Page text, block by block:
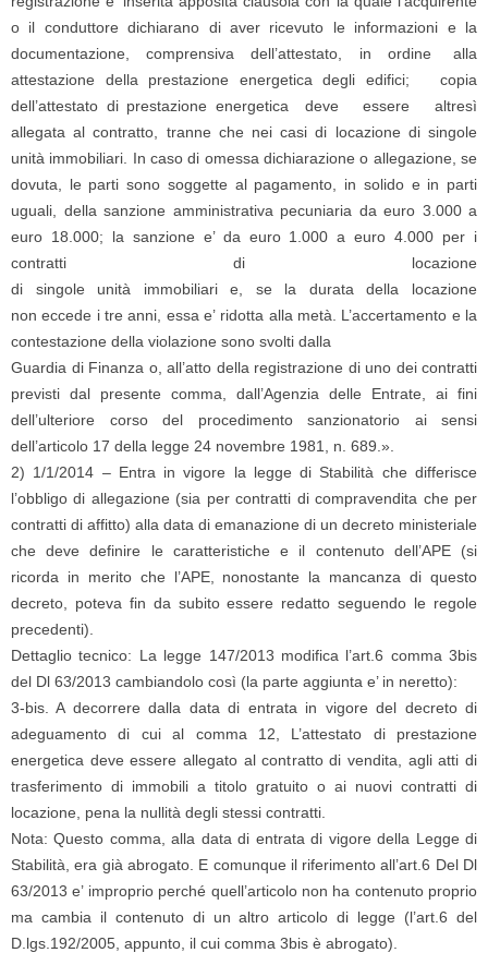
o il conduttore dichiarano di aver ricevuto le informazioni e la
documentazione,
comprensiva dell’attestato, in ordine alla
attestazione della prestazione energetica degli edifici; copia
dell’attestato di prestazione energetica deve essere altresì
allegata al contratto, tranne che nei casi di locazione di singole
unità immobiliari. In caso di omessa dichiarazione o allegazione, se
dovuta, le parti sono soggette al pagamento, in solido e in parti
uguali, della sanzione amministrativa pecuniaria da euro 3.000 a
euro 18.000; la sanzione e’ da euro 1.000 a euro 4.000 per i
contratti di locazione
di singole unità immobiliari e, se la durata della locazione
non eccede i tre anni, essa e’ ridotta alla metà. L’accertamento e la
contestazione della violazione sono svolti dalla
Guardia di Finanza o, all’atto della registrazione di uno dei contratti
previsti dal presente comma, dall’Agenzia delle Entrate, ai fini
dell’ulteriore corso del procedimento sanzionatorio ai sensi
dell’articolo 17 della legge 24 novembre 1981, n. 689.».
2) 1/1/2014 – Entra in vigore la legge di Stabilità che differisce
l’obbligo di allegazione (sia per contratti di compravendita che per
contratti di affitto) alla data di emanazione di un decreto ministeriale
che deve definire le caratteristiche e il contenuto dell’APE (si
ricorda in merito che l’APE, nonostante la mancanza di questo
decreto, poteva fin da subito essere redatto seguendo le regole
precedenti).
Dettaglio tecnico: La legge 147/2013 modifica l’art.6 comma 3bis
del Dl 63/2013 cambiandolo così (la parte aggiunta e’ in neretto):
3-bis. A decorrere dalla data di entrata in vigore del decreto di
adeguamento di cui al comma 12, L’attestato di prestazione
energetica deve essere allegato al contratto di vendita, agli atti di
trasferimento di immobili a titolo gratuito o ai nuovi contratti di
locazione, pena la nullità degli stessi contratti.
Nota: Questo comma, alla data di entrata di vigore della Legge di
Stabilità, era già abrogato. E comunque il riferimento all’art.6 Del Dl
63/2013 e’ improprio perché quell’articolo non ha contenuto proprio
ma cambia il contenuto di un altro articolo di legge (l’art.6 del
D.lgs.192/2005, appunto, il cui comma 3bis è abrogato).